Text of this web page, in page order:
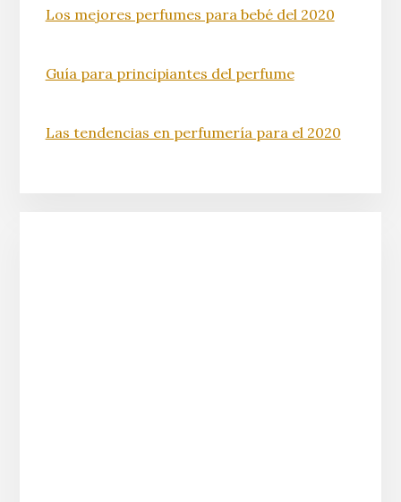
Los mejores perfumes para bebé del 2020
Guía para principiantes del perfume
Las tendencias en perfumería para el 2020